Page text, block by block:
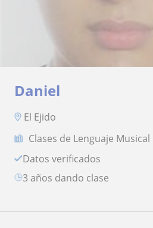
Daniel
El Ejido
Clases de Lenguaje Musical
Datos verificados
3 años dando clase